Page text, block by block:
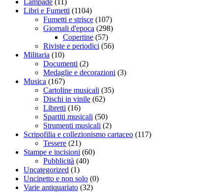
Lampade (11)
Libri e Fumetti (1104)
Fumetti e strisce (107)
Giornali d'epoca (298)
Copertine (57)
Riviste e periodici (56)
Militaria (10)
Documenti (2)
Medaglie e decorazioni (3)
Musica (167)
Cartoline musicali (35)
Dischi in vinile (62)
Libretti (16)
Spartiti musicali (50)
Strumenti musicali (2)
Scripofilia e collezionismo cartaceo (117)
Tessere (21)
Stampe e incisioni (60)
Pubblicità (40)
Uncategorized (1)
Uncinetto e non solo (0)
Varie antiquariato (32)